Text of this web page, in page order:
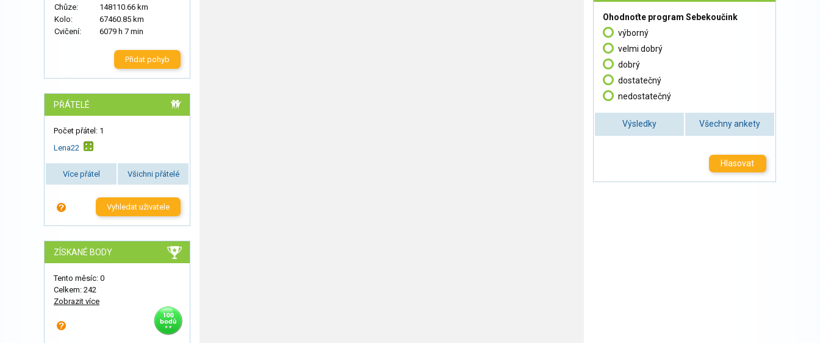
Chůze:
148110.66 km
Kolo:
67460.85 km
Cvičení:
6079 h 7 min
Přidat pohyb
PŘÁTELÉ
Počet přátel: 1
Lena22
Více přátel Všichni přátelé
Vyhledat uživatele
ZÍSKANÉ BODY
Tento měsíc: 0
Celkem: 242
Zobrazit více
Ohodnoťte program Sebekoučink
výborný
velmi dobrý
dobrý
dostatečný
nedostatečný
Výsledky Všechny ankety
Hlasovat